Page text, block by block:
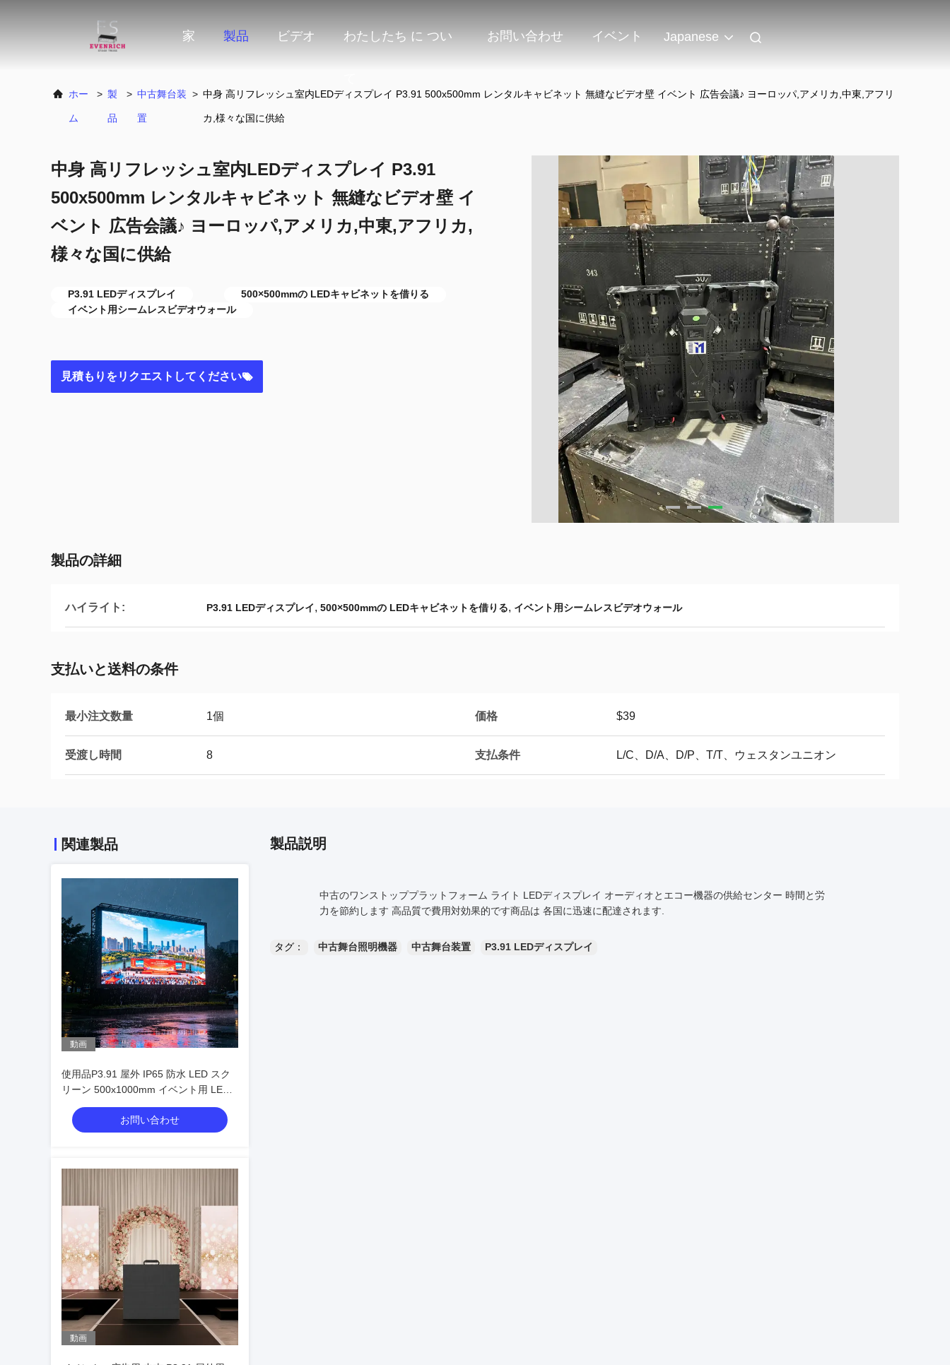
家 製品 ビデオ わたしたち に つい お問い合わせ イベント Japanese
ホー
ム
> 製
品
> 中古舞台装
置
> 中身 高リフレッシュ室内LEDディスプレイ P3.91 500x500mm レンタルキャビネット 無縫なビデオ壁 イベント 広告会議♪ ヨーロッパ,アメリカ,中東,アフリ
カ,様々な国に供給
中身 高リフレッシュ室内LEDディスプレイ P3.91
500x500mm レンタルキャビネット 無縫なビデオ壁 イ
ベント 広告会議♪ ヨーロッパ,アメリカ,中東,アフリカ,
様々な国に供給
P3.91 LEDディスプレイ
500×500mmの LEDキャビネットを借りる
イベント用シームレスビデオウォール
見積もりをリクエストしてください
製品の詳細
ハイライト: P3.91 LEDディスプレイ, 500×500mmの LEDキャビネットを借りる, イベント用シームレスビデオウォール
支払いと送料の条件
最小注文数量 1個 価格 $39
受渡し時間 8 支払条件 L/C、D/A、D/P、T/T、ウェスタンユニオン
関連製品
動画
使用品P3.91 屋外 IP65 防水 LED スク
リーン 500x1000mm イベント用 LED
レンタル ビデオ ウォール
お問い合わせ
動画
製品説明
中古のワンストッププラットフォーム ライト LEDディスプレイ オーディオとエコー機器の供給センター 時間と労
力を節約します 高品質で費用対効果的です商品は 各国に迅速に配達されます.
タグ： 中古舞台照明機器 中古舞台装置 P3.91 LEDディスプレイ